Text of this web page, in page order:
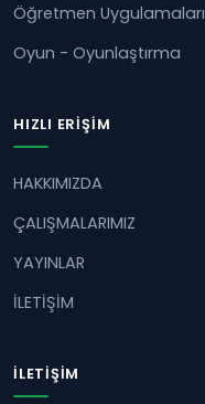
Öğretmen Uygulamaları
Oyun - Oyunlaştırma
HIZLI ERIŞIM
HAKKIMIZDA
ÇALIŞMALARIMIZ
YAYINLAR
İLETİŞİM
İLETIŞIM